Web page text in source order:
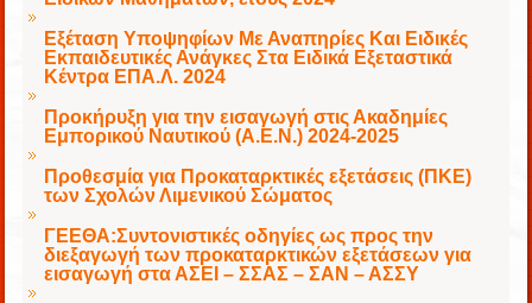
Εξέταση Υποψηφίων Με Αναπηρίες Και Ειδικές
Εκπαιδευτικές Ανάγκες Στα Ειδικά Εξεταστικά
Κέντρα ΕΠΑ.Λ. 2024
Προκήρυξη για την εισαγωγή στις Ακαδημίες
Εμπορικού Ναυτικού (Α.Ε.Ν.) 2024-2025
Προθεσμία για Προκαταρκτικές εξετάσεις (ΠΚΕ)
των Σχολών Λιμενικού Σώματος
ΓΕΕΘΑ:Συντονιστικές οδηγίες ως προς την
διεξαγωγή των προκαταρκτικών εξετάσεων για
εισαγωγή στα ΑΣΕΙ – ΣΣΑΣ – ΣΑΝ – ΑΣΣΥ